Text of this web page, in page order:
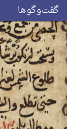
گفت‌وگوها